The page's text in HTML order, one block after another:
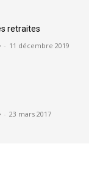
retraites
- 11 décembre 2019
- 23 mars 2017